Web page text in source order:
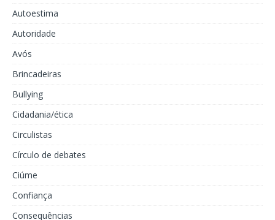
Autoestima
Autoridade
Avós
Brincadeiras
Bullying
Cidadania/ética
Circulistas
Círculo de debates
Ciúme
Confiança
Consequências